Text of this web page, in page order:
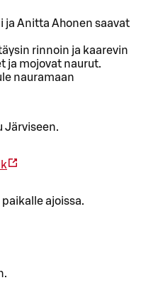
ja Anitta Ahonen saavat
rinnoin ja kaarevin
ja mojovat naurut.
nauramaan
Järviseen.
ajoissa.